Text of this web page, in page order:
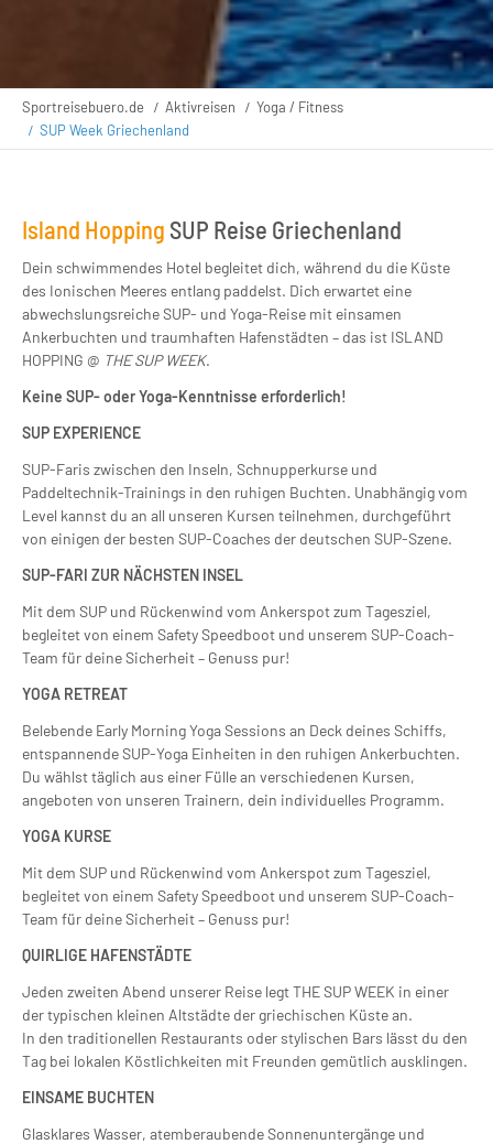
Sportreisebuero.de Aktivreisen
Yoga / Fitness
SUP Week Griechenland
Island Hopping SUP Reise Griechenland
Dein schwimmendes Hotel begleitet dich, während du die Küste
des Ionischen Meeres entlang paddelst. Dich erwartet eine
abwechslungsreiche SUP- und Yoga-Reise mit einsamen
Ankerbuchten und traumhaften Hafenstädten – das ist ISLAND
HOPPING @ THE SUP WEEK.
Keine SUP- oder Yoga-Kenntnisse erforderlich!
SUP EXPERIENCE
SUP-Faris zwischen den Inseln, Schnupperkurse und
Paddeltechnik-Trainings in den ruhigen Buchten. Unabhängig vom
Level kannst du an all unseren Kursen teilnehmen, durchgeführt
von einigen der besten SUP-Coaches der deutschen SUP-Szene.
SUP-FARI ZUR NÄCHSTEN INSEL
Mit dem SUP und Rückenwind vom Ankerspot zum Tagesziel,
begleitet von einem Safety Speedboot und unserem SUP-Coach-
Team für deine Sicherheit – Genuss pur!
YOGA RETREAT
Belebende Early Morning Yoga Sessions an Deck deines Schiffs,
entspannende SUP-Yoga Einheiten in den ruhigen Ankerbuchten.
Du wählst täglich aus einer Fülle an verschiedenen Kursen,
angeboten von unseren Trainern, dein individuelles Programm.
YOGA KURSE
Mit dem SUP und Rückenwind vom Ankerspot zum Tagesziel,
begleitet von einem Safety Speedboot und unserem SUP-Coach-
Team für deine Sicherheit – Genuss pur!
QUIRLIGE HAFENSTÄDTE
Jeden zweiten Abend unserer Reise legt THE SUP WEEK in einer
der typischen kleinen Altstädte der griechischen Küste an.
In den traditionellen Restaurants oder stylischen Bars lässt du den
Tag bei lokalen Köstlichkeiten mit Freunden gemütlich ausklingen.
EINSAME BUCHTEN
Glasklares Wasser, atemberaubende Sonnenuntergänge und